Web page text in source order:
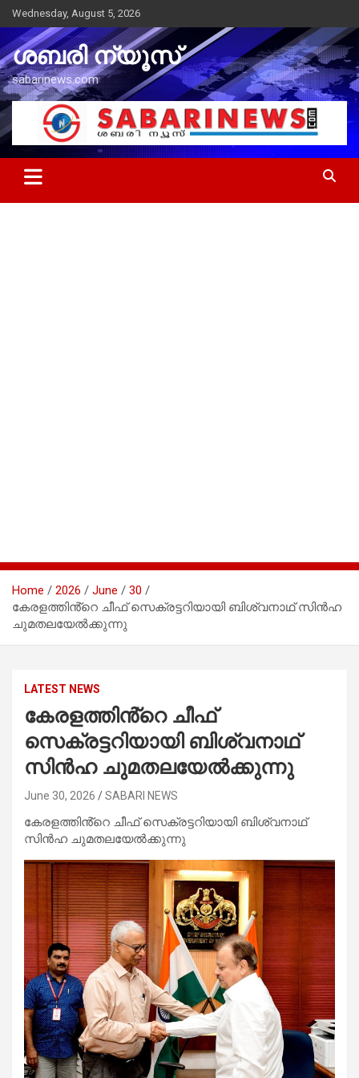
Skip
to
content
Wednesday, August 5, 2026
ശബരി ന്യൂസ്
sabarinews.com
Home 2026 June
30
കേരളത്തിൻ്റെ ചീഫ് സെക്രട്ടറിയായി ബിശ്വനാഥ് സിൻഹ
ചുമതലയേൽക്കുന്നു
LATEST NEWS
കേരളത്തിൻ്റെ ചീഫ്
സെക്രട്ടറിയായി ബിശ്വനാഥ്
സിൻഹ ചുമതലയേൽക്കുന്നു
June 30, 2026 SABARI NEWS
കേരളത്തിൻ്റെ ചീഫ് സെക്രട്ടറിയായി ബിശ്വനാഥ്
സിൻഹ ചുമതലയേൽക്കുന്നു